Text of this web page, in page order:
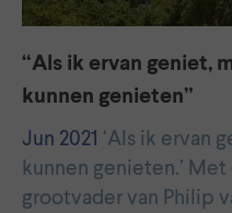
“Als ik ervan geniet,
kunnen genieten”
Jun 2021 ‘Als ik ervan
kunnen genieten.’
grootvader van Philip